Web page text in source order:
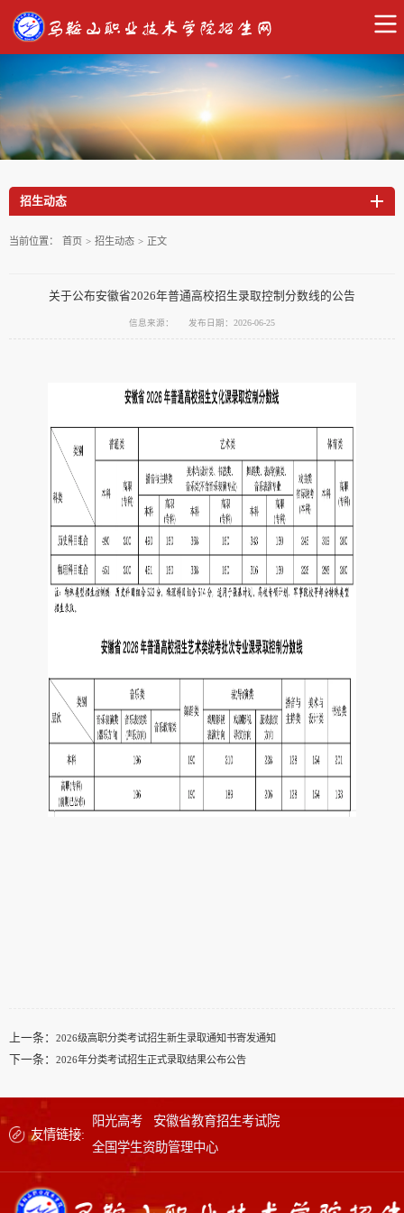
招生动态
当前位置： 首页 > 招生动态 > 正文
关于公布安徽省2026年普通高校招生录取控制分数线的公告
信息来源： 发布日期：2026-06-25
上一条： 2026级高职分类考试招生新生录取通知书寄发通知
下一条： 2026年分类考试招生正式录取结果公布公告
友情链接:
阳光高考
安徽省教育招生考试院
全国学生资助管理中心